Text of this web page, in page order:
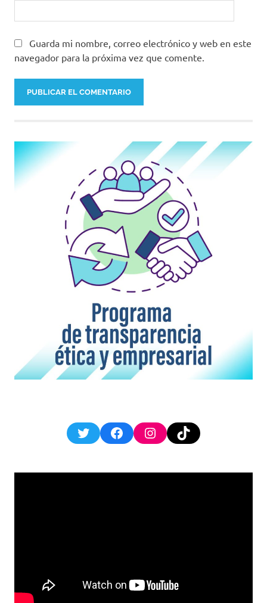
Guarda mi nombre, correo electrónico y web en este
navegador para la próxima vez que comente.
TwitterFacebookInstagram
TikTok